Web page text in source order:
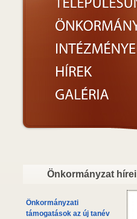
Önkormányzat hírei
Önkormányzati
támogatások az új tanév